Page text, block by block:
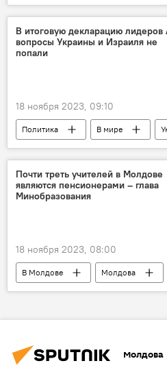
местные выборы
В итоговую декларацию лидеров
вопросы Украины и Израиля не
попали
18 ноября 2023, 09:10
Политика В мире
Израиль
Почти треть учителей в Молдове
являются пенсионерами – глава
Минобразования
18 ноября 2023, 08:00
В Молдове Молдова
учителя
Молдова